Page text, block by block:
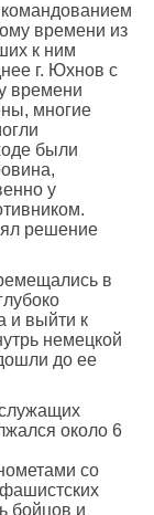
времени из
к ним
г. Юхнов с
времени
многие
были
у
решение
в
и выйти к
немецкой
до ее
около 6
со
бойцов и